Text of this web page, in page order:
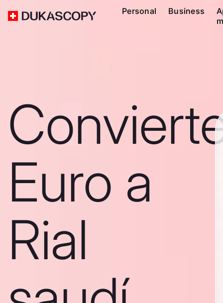
Personal Business
Euro a
Rial